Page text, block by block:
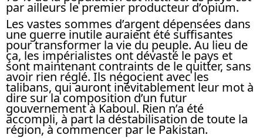
par ailleurs le premier producteur d’opium.
Les vastes sommes d’argent dépensées dans
une guerre inutile auraient été suffisantes
pour transformer la vie du peuple. Au lieu de
ça, les impérialistes ont dévasté le pays et
sont maintenant contraints de le quitter, sans
avoir rien réglé. Ils négocient avec les
talibans, qui auront inévitablement leur mot à
dire sur la composition d’un futur
gouvernement à Kaboul. Rien n’a été
accompli, à part la déstabilisation de toute la
région, à commencer par le Pakistan.